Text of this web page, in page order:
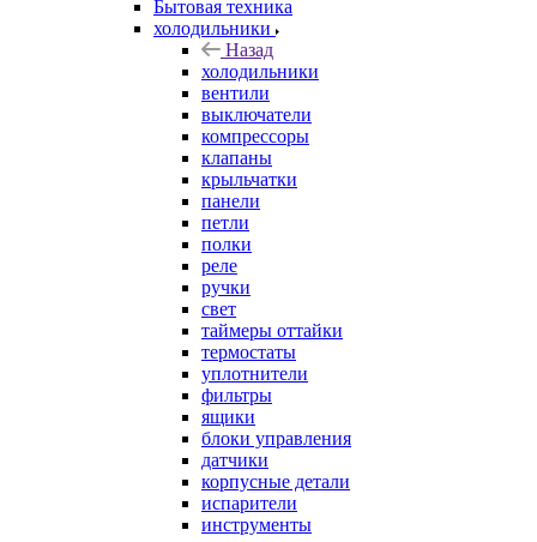
Бытовая техника
холодильники
Назад
холодильники
вентили
выключатели
компрессоры
клапаны
крыльчатки
панели
петли
полки
реле
ручки
свет
таймеры оттайки
термостаты
уплотнители
фильтры
ящики
блоки управления
датчики
корпусные детали
испарители
инструменты